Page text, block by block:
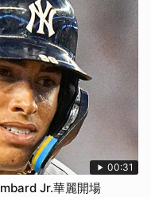
00:31
Jr.華麗開場